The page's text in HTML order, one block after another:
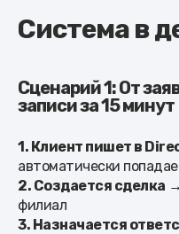
Система в
Сценарий 1: От
записи за 15 минут
1. Клиент пишет в
автоматически
2. Создается сделка
филиал
3. Назначается